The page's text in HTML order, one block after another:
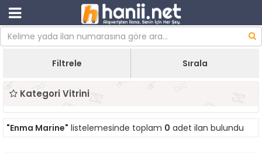
Filtrele Sırala
Kategori Vitrini
"Enma Marine" listelemesinde toplam 0 adet ilan bulundu